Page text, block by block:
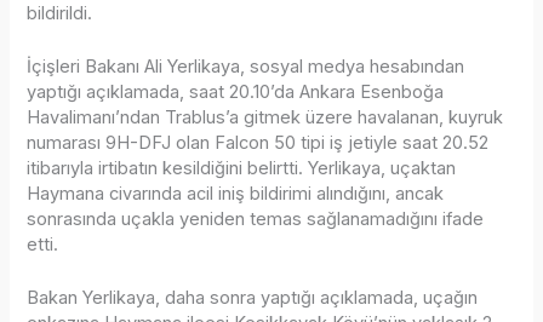
bildirildi.
İçişleri Bakanı Ali Yerlikaya, sosyal medya hesabından
yaptığı açıklamada, saat 20.10’da Ankara Esenboğa
Havalimanı’ndan Trablus’a gitmek üzere havalanan, kuyruk
numarası 9H-DFJ olan Falcon 50 tipi iş jetiyle saat 20.52
itibarıyla irtibatın kesildiğini belirtti. Yerlikaya, uçaktan
Haymana civarında acil iniş bildirimi alındığını, ancak
sonrasında uçakla yeniden temas sağlanamadığını ifade
etti.
Bakan Yerlikaya, daha sonra yaptığı açıklamada, uçağın